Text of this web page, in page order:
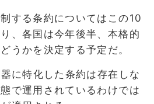
する条約についてはこの10
、各国は今年後半、本格的
うかを決定する予定だ。
に特化した条約は存在しな
で運用されているわけでは